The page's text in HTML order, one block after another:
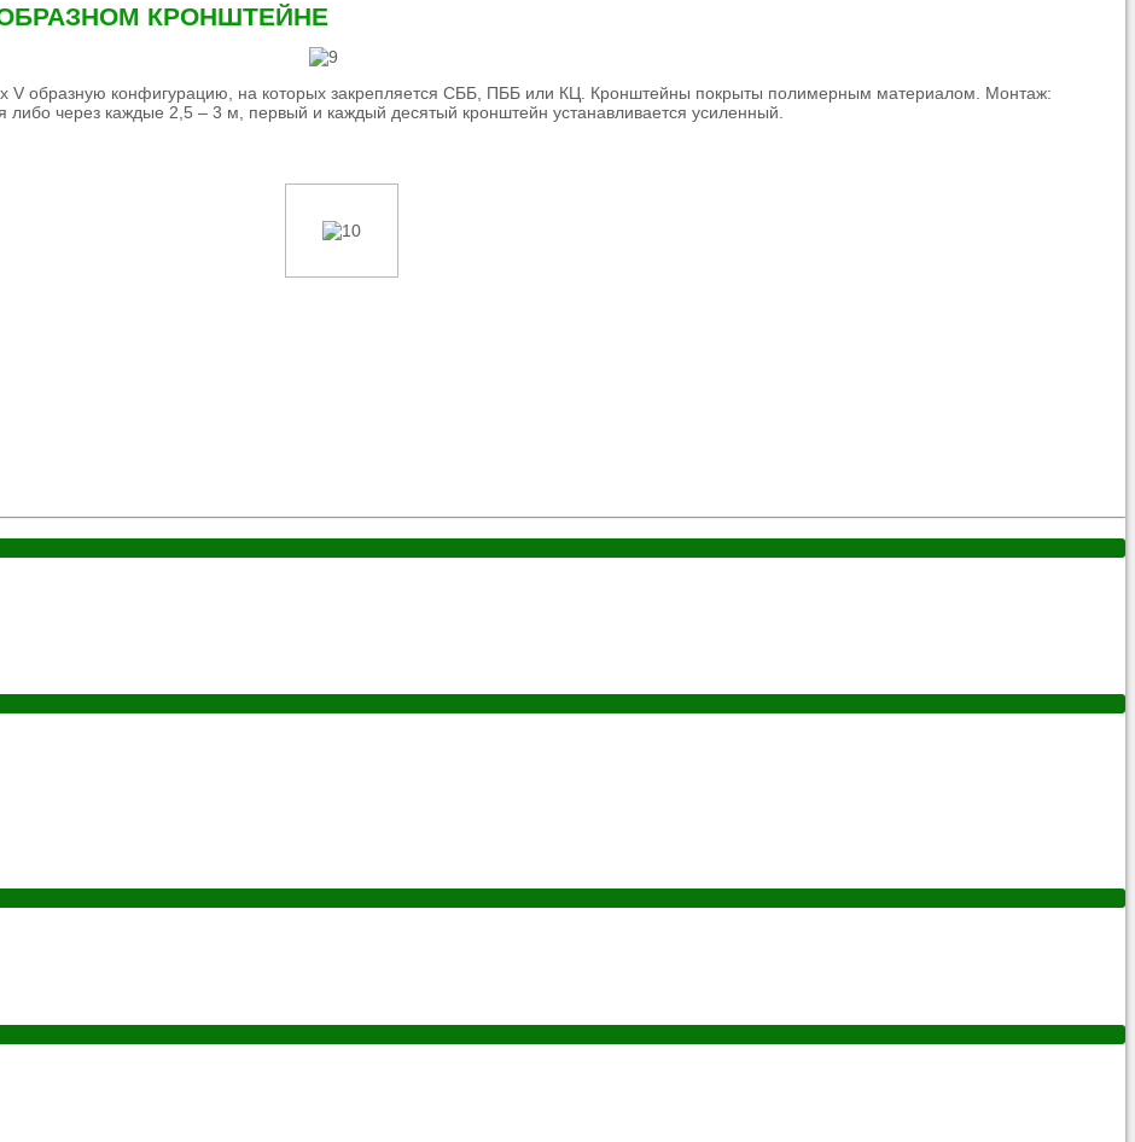
КРОНШТЕЙНЕ
V образную конфигурацию, на которых закрепляется СББ, ПББ или КЦ. Кронштейны покрыты полимерным материалом. Монтаж:
либо через каждые 2,5 – 3 м, первый и каждый десятый кронштейн устанавливается усиленный.